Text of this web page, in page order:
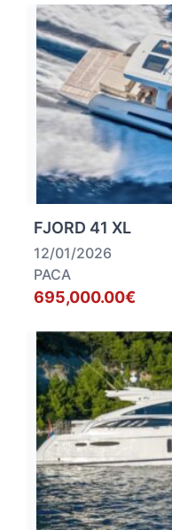
FJORD 41 XL
12/01/2026
PACA
695,000.00€